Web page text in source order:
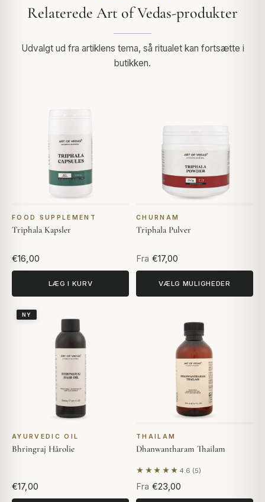
Relaterede Art of Vedas-produkter
Udvalgt ud fra artiklens tema, så ritualet kan fortsætte i
butikken.
FOOD SUPPLEMENT
Triphala Kapsler
€16,00
LÆG I KURV
CHURNAM
Triphala Pulver
Fra €17,00
VÆLG MULIGHEDER
NY
AYURVEDIC OIL
Bhringraj Hårolie
€17,00
THAILAM
Dhanwantharam Thailam
★★★★★ 4.6 (5)
Baseret på 5 anmeldelser
Fra €23,00